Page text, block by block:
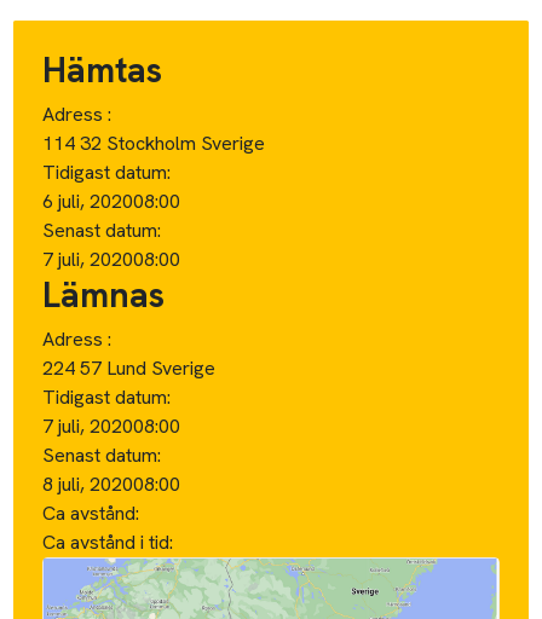
Hämtas
Adress :
114 32 Stockholm Sverige
Tidigast datum:
6 juli, 202008:00
Senast datum:
7 juli, 202008:00
Lämnas
Adress :
224 57 Lund Sverige
Tidigast datum:
7 juli, 202008:00
Senast datum:
8 juli, 202008:00
Ca avstånd:
Ca avstånd i tid: